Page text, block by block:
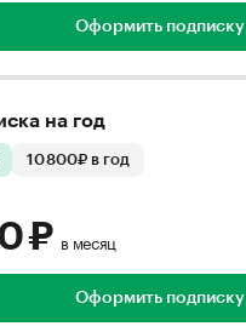
Оформить подписку
на год
10 800₽ в год
₽ в месяц
Оформить подписку